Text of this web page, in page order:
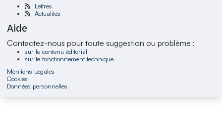
Lettres
Actualités
Aide
Contactez-nous pour toute suggestion ou problème :
sur le contenu éditorial
sur le fonctionnement technique
Mentions Légales
Cookies
Données personnelles